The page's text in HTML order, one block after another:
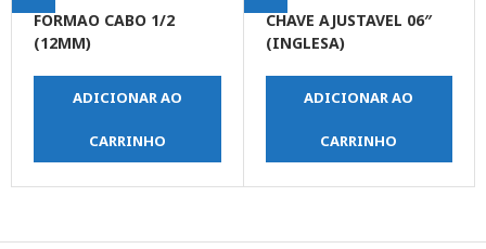
FORMAO CABO 1/2
(12MM)
ADICIONAR AO
CARRINHO
CHAVE AJUSTAVEL 06″
(INGLESA)
ADICIONAR AO
CARRINHO